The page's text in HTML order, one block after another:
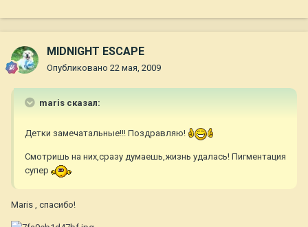
MIDNIGHT ESCAPE
Опубликовано 22 мая, 2009
maris сказал:
Детки замечатальные!!! Поздравляю!
Смотришь на них,сразу думаешь,жизнь удалась! Пигментация
супер
Maris , спасибо!